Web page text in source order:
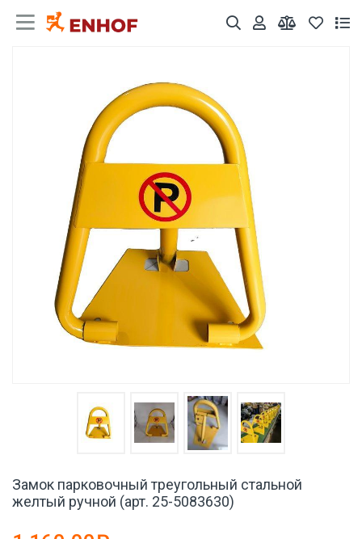
Замок парковочный треугольный стальной
желтый ручной (арт. 25-5083630)